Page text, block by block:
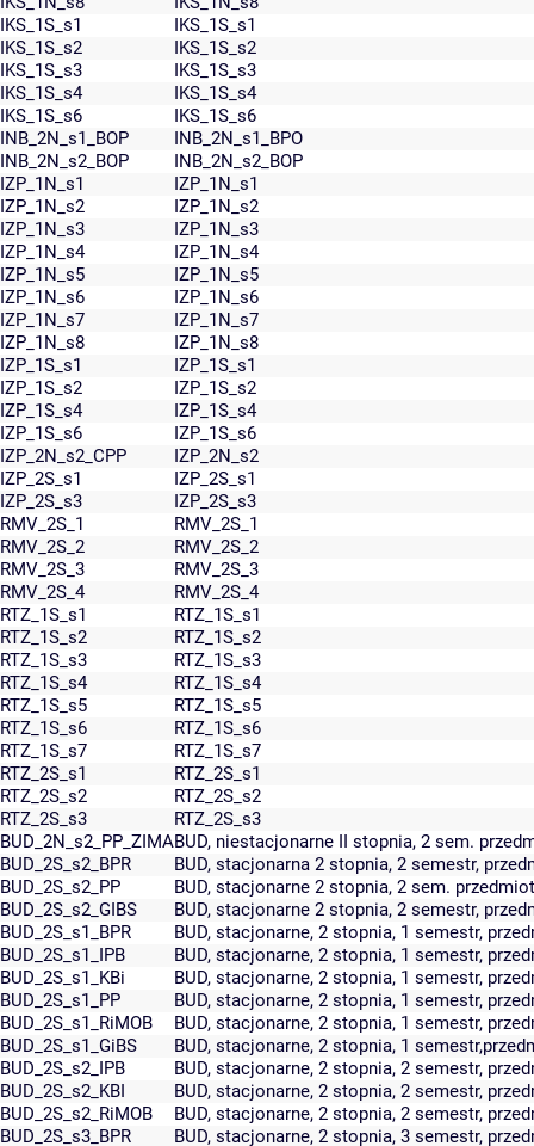
IKS_1S_s1
IKS_1S_s1
IKS_1S_s2
IKS_1S_s2
IKS_1S_s3
IKS_1S_s3
IKS_1S_s4
IKS_1S_s4
IKS_1S_s6
IKS_1S_s6
INB_2N_s1_BOP
INB_2N_s1_BPO
INB_2N_s2_BOP
INB_2N_s2_BOP
IZP_1N_s1
IZP_1N_s1
IZP_1N_s2
IZP_1N_s2
IZP_1N_s3
IZP_1N_s3
IZP_1N_s4
IZP_1N_s4
IZP_1N_s5
IZP_1N_s5
IZP_1N_s6
IZP_1N_s6
IZP_1N_s7
IZP_1N_s7
IZP_1N_s8
IZP_1N_s8
IZP_1S_s1
IZP_1S_s1
IZP_1S_s2
IZP_1S_s2
IZP_1S_s4
IZP_1S_s4
IZP_1S_s6
IZP_1S_s6
IZP_2N_s2_CPP
IZP_2N_s2
IZP_2S_s1
IZP_2S_s1
IZP_2S_s3
IZP_2S_s3
RMV_2S_1
RMV_2S_1
RMV_2S_2
RMV_2S_2
RMV_2S_3
RMV_2S_3
RMV_2S_4
RMV_2S_4
RTZ_1S_s1
RTZ_1S_s1
RTZ_1S_s2
RTZ_1S_s2
RTZ_1S_s3
RTZ_1S_s3
RTZ_1S_s4
RTZ_1S_s4
RTZ_1S_s5
RTZ_1S_s5
RTZ_1S_s6
RTZ_1S_s6
RTZ_1S_s7
RTZ_1S_s7
RTZ_2S_s1
RTZ_2S_s1
RTZ_2S_s2
RTZ_2S_s2
RTZ_2S_s3
RTZ_2S_s3
BUD_2N_s2_PP_ZIMABUD, niestacjonarne II stopnia, 2 sem.
BUD_2S_s2_BPR
BUD, stacjonarna 2 stopnia, 2 semestr,
BUD_2S_s2_PP
BUD, stacjonarne 2 stopnia, 2 sem.
BUD_2S_s2_GIBS
BUD, stacjonarne 2 stopnia, 2 semestr,
BUD_2S_s1_BPR
BUD, stacjonarne, 2 stopnia, 1 semestr,
BUD_2S_s1_IPB
BUD, stacjonarne, 2 stopnia, 1 semestr,
BUD_2S_s1_KBi
BUD, stacjonarne, 2 stopnia, 1 semestr,
BUD_2S_s1_PP
BUD, stacjonarne, 2 stopnia, 1 semestr,
BUD_2S_s1_RiMOB
BUD, stacjonarne, 2 stopnia, 1 semestr,
BUD_2S_s1_GiBS
BUD, stacjonarne, 2 stopnia, 1
BUD_2S_s2_IPB
BUD, stacjonarne, 2 stopnia, 2 semestr,
BUD_2S_s2_KBI
BUD, stacjonarne, 2 stopnia, 2 semestr,
BUD_2S_s2_RiMOB
BUD, stacjonarne, 2 stopnia, 2 semestr,
BUD_2S_s3_BPR
BUD, stacjonarne, 2 stopnia, 3 semestr,